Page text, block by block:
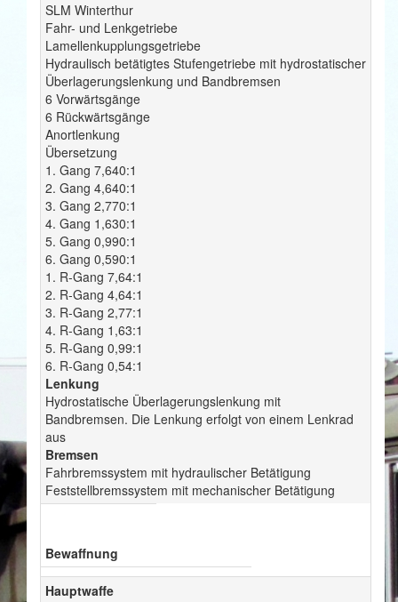
SLM Winterthur
Fahr- und Lenkgetriebe
Lamellenkupplungsgetriebe
Hydraulisch betätigtes Stufengetriebe mit hydrostatischer
Überlagerungslenkung und Bandbremsen
6 Vorwärtsgänge
6 Rückwärtsgänge
Anortlenkung
Übersetzung
1. Gang 7,640:1
2. Gang 4,640:1
3. Gang 2,770:1
4. Gang 1,630:1
5. Gang 0,990:1
6. Gang 0,590:1
1. R-Gang 7,64:1
2. R-Gang 4,64:1
3. R-Gang 2,77:1
4. R-Gang 1,63:1
5. R-Gang 0,99:1
6. R-Gang 0,54:1
Lenkung
Hydrostatische Überlagerungslenkung mit
Bandbremsen. Die Lenkung erfolgt von einem Lenkrad
aus
Bremsen
Fahrbremssystem mit hydraulischer Betätigung
Feststellbremssystem mit mechanischer Betätigung
Bewaffnung
Hauptwaffe